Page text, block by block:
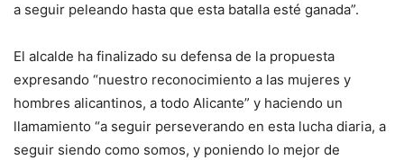
a seguir peleando hasta que esta batalla esté ganada”.
El alcalde ha finalizado su defensa de la propuesta
expresando “nuestro reconocimiento a las mujeres y
hombres alicantinos, a todo Alicante” y haciendo un
llamamiento “a seguir perseverando en esta lucha diaria, a
seguir siendo como somos, y poniendo lo mejor de